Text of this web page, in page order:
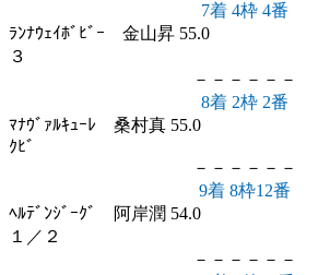
7着 4枠 4番
ﾗﾝﾅｳｪｲﾎﾞﾋﾞｰ 金山昇 55.0
３
－－－－－－
8着 2枠 2番
ﾏﾅｳﾞｧﾙｷｭｰﾚ 桑村真 55.0
ｸﾋﾞ
－－－－－－
9着 8枠12番
ﾍﾙﾃﾞﾝｼﾞｰｸﾞ 阿岸潤 54.0
１／２
－－－－－－